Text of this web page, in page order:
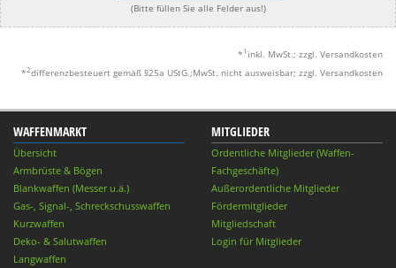
(Bitte füllen Sie alle Felder aus!)
* 1 inkl. MwSt.; zzgl. Versandkosten
*2differenzbesteuert gemäß §25a UStG.;MwSt. nicht ausweisbar; zzgl. Versandkosten
WAFFENMARKT
Übersicht
Armbrüste & Bögen
Blankwaffen (Messer u.ä.)
Gas-, Signal-, Schreckschusswaffen
Kurzwaffen
Deko- & Salutwaffen
Langwaffen
MITGLIEDER
Ordentliche Mitglieder (Waffen-
Fachgeschäfte)
Außerordentliche Mitglieder
Fördermitglieder
Mitgliedschaft
Login für Mitglieder